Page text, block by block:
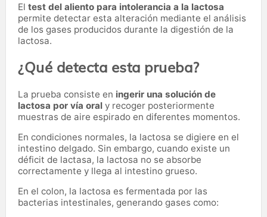
El test del aliento para intolerancia a la lactosa
permite detectar esta alteración mediante el análisis
de los gases producidos durante la digestión de la
lactosa.
¿Qué detecta esta prueba?
La prueba consiste en ingerir una solución de
lactosa por vía oral y recoger posteriormente
muestras de aire espirado en diferentes momentos.
En condiciones normales, la lactosa se digiere en el
intestino delgado. Sin embargo, cuando existe un
déficit de lactasa, la lactosa no se absorbe
correctamente y llega al intestino grueso.
En el colon, la lactosa es fermentada por las
bacterias intestinales, generando gases como: